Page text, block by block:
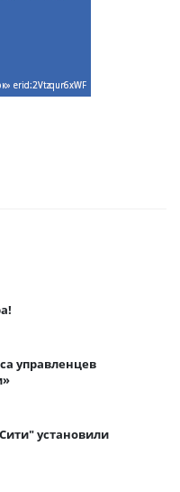
управленцев
установили